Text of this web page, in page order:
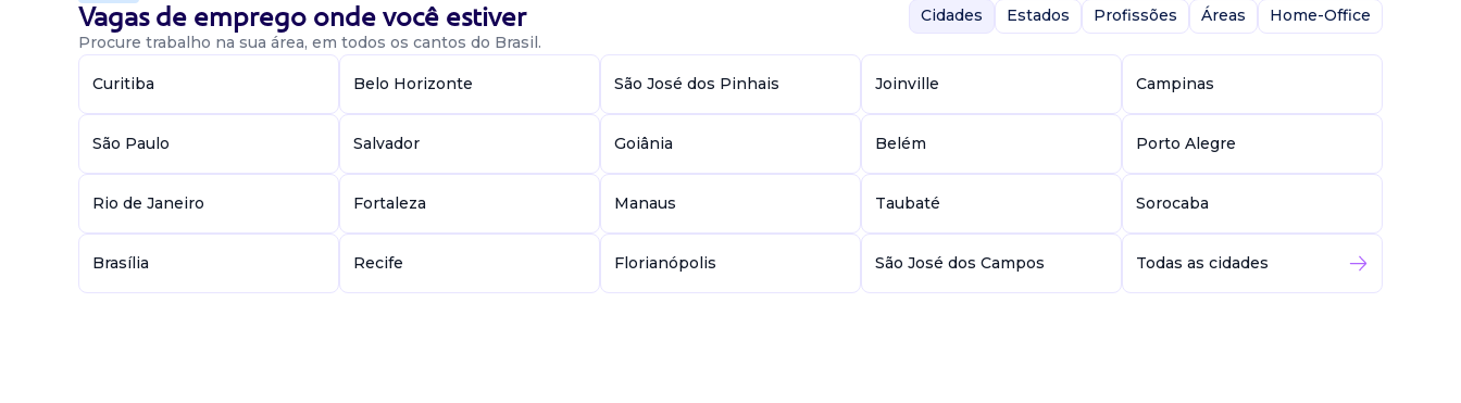
Vagas de emprego onde você estiver
Procure trabalho na sua área, em todos os cantos do Brasil.
Cidades Estados Profissões Áreas Home-Office
Curitiba Belo Horizonte São José dos Pinhais Joinville Campinas
São Paulo Salvador Goiânia Belém Porto Alegre
Rio de Janeiro Fortaleza Manaus Taubaté Sorocaba
Brasília Recife Florianópolis São José dos Campos Todas as cidades